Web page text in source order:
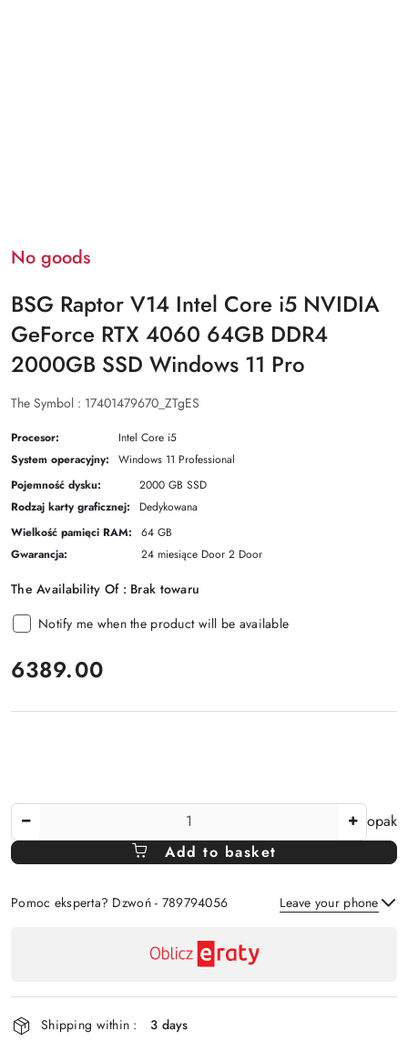
No goods
BSG Raptor V14 Intel Core i5 NVIDIA
GeForce RTX 4060 64GB DDR4
2000GB SSD Windows 11 Pro
The Symbol : 17401479670_ZTgES
Procesor:
Intel Core i5
System operacyjny:
Windows 11 Professional
Pojemność dysku:
2000 GB SSD
Rodzaj karty graficznej:
Dedykowana
Wielkość pamięci RAM:
64 GB
Gwarancja:
24 miesiące Door 2 Door
The Availability Of : Brak towaru
Notify me when the product will be available
price:
6389.00
Of
opak
Add to basket
Pomoc eksperta? Dzwoń - 789794056 Leave your phone
and
delivery
Shipping within :
3 days